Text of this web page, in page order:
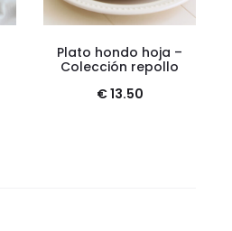
Plato hondo hoja –
Colección repollo
€13.50